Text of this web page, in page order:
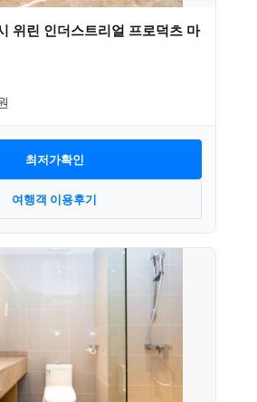
위린 인더스트리얼 프로덕츠 마
최저가확인
여행객 이용후기